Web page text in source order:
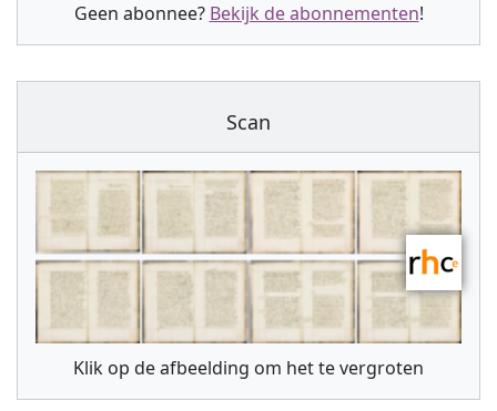
Geen abonnee? Bekijk de abonnementen!
Scan
Klik op de afbeelding om het te vergroten